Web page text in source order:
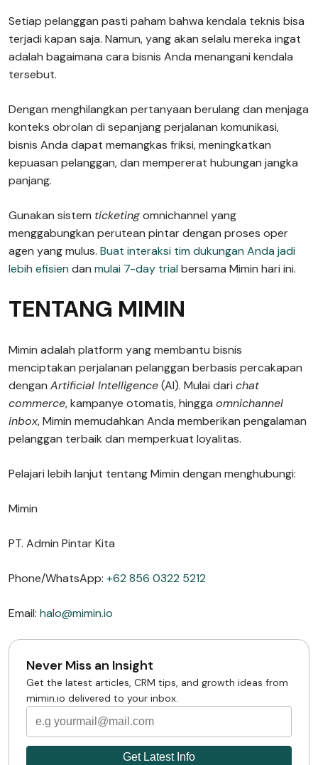
Setiap pelanggan pasti paham bahwa kendala teknis bisa
terjadi kapan saja. Namun, yang akan selalu mereka ingat
adalah bagaimana cara bisnis Anda menangani kendala
tersebut.
Dengan menghilangkan pertanyaan berulang dan menjaga
konteks obrolan di sepanjang perjalanan komunikasi,
bisnis Anda dapat memangkas friksi, meningkatkan
kepuasan pelanggan, dan mempererat hubungan jangka
panjang.
Gunakan sistem ticketingomnichannel yang
menggabungkan perutean pintar dengan proses oper
agen yang mulus. Buat interaksi tim dukungan Anda jadi
lebih efisien dan mulai 7-day trial bersama Mimin hari ini.
TENTANG MIMIN
Mimin adalah platform yang membantu bisnis
menciptakan perjalanan pelanggan berbasis percakapan
dengan Artificial Intelligence(AI). Mulai dari chat
commerce, kampanye otomatis, hingga omnichannel
inbox, Mimin memudahkan Anda memberikan pengalaman
pelanggan terbaik dan memperkuat loyalitas.
Pelajari lebih lanjut tentang Mimin dengan menghubungi:
Mimin
PT. Admin Pintar Kita
Phone/WhatsApp: +62 856 0322 5212
Email: halo@mimin.io
Never Miss an Insight
Get the latest articles, CRM tips, and growth ideas from
mimin.io delivered to your inbox.